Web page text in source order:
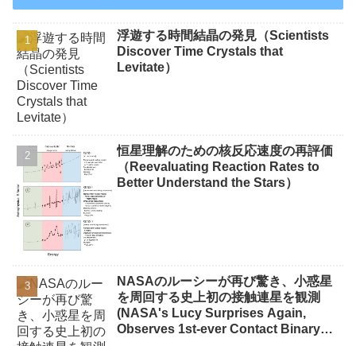
浮遊する時間結晶の発見（Scientists
Discover Time Crystals that
Levitate）
恒星理解のための核反応速度の再評価
（Reevaluating Reaction Rates to
Better Understand the Stars）
NASAのルーシーが再び驚き、小惑星
を周回する史上初の接触連星を観測
(NASA's Lucy Surprises Again,
Observes 1st-ever Contact Binary